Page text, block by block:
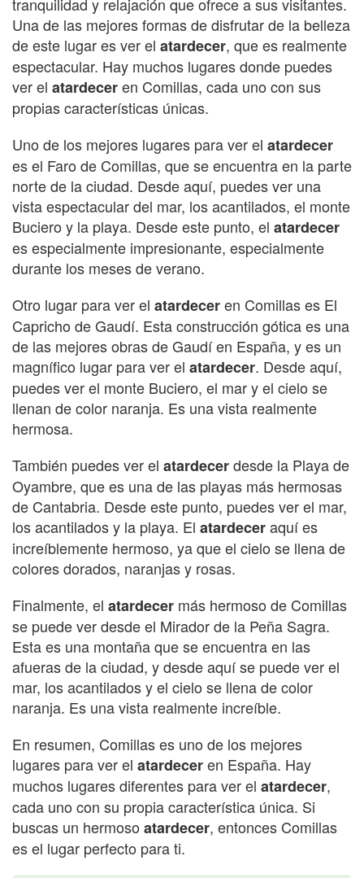
Una de las mejores formas de disfrutar de la belleza
de este lugar es ver el atardecer, que es realmente
espectacular. Hay muchos lugares donde puedes
ver el atardeceren Comillas, cada uno con sus
propias características únicas.
Uno de los mejores lugares para ver el atardecer
es el Faro de Comillas, que se encuentra en la parte
norte de la ciudad. Desde aquí, puedes ver una
vista espectacular del mar, los acantilados, el monte
Buciero y la playa. Desde este punto, el atardecer
es especialmente impresionante, especialmente
durante los meses de verano.
Otro lugar para ver el atardeceren Comillas es El
Capricho de Gaudí. Esta construcción gótica es una
de las mejores obras de Gaudí en España, y es un
magnífico lugar para ver el atardecer. Desde aquí,
puedes ver el monte Buciero, el mar y el cielo se
llenan de color naranja. Es una vista realmente
hermosa.
También puedes ver el atardecerdesde la Playa de
Oyambre, que es una de las playas más hermosas
de Cantabria. Desde este punto, puedes ver el mar,
los acantilados y la playa. El atardeceraquí es
increíblemente hermoso, ya que el cielo se llena de
colores dorados, naranjas y rosas.
Finalmente, el atardecer más hermoso de Comillas
se puede ver desde el Mirador de la Peña Sagra.
Esta es una montaña que se encuentra en las
afueras de la ciudad, y desde aquí se puede ver el
mar, los acantilados y el cielo se llena de color
naranja. Es una vista realmente increíble.
En resumen, Comillas es uno de los mejores
lugares para ver el atardeceren España. Hay
muchos lugares diferentes para ver el atardecer,
cada uno con su propia característica única. Si
buscas un hermoso atardecer, entonces Comillas
es el lugar perfecto para ti.